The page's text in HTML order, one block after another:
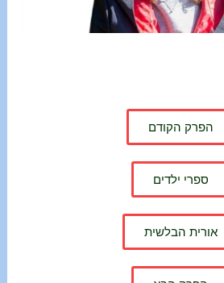
הפרק הקודם
ספרי ילדים
אורית הבלשית